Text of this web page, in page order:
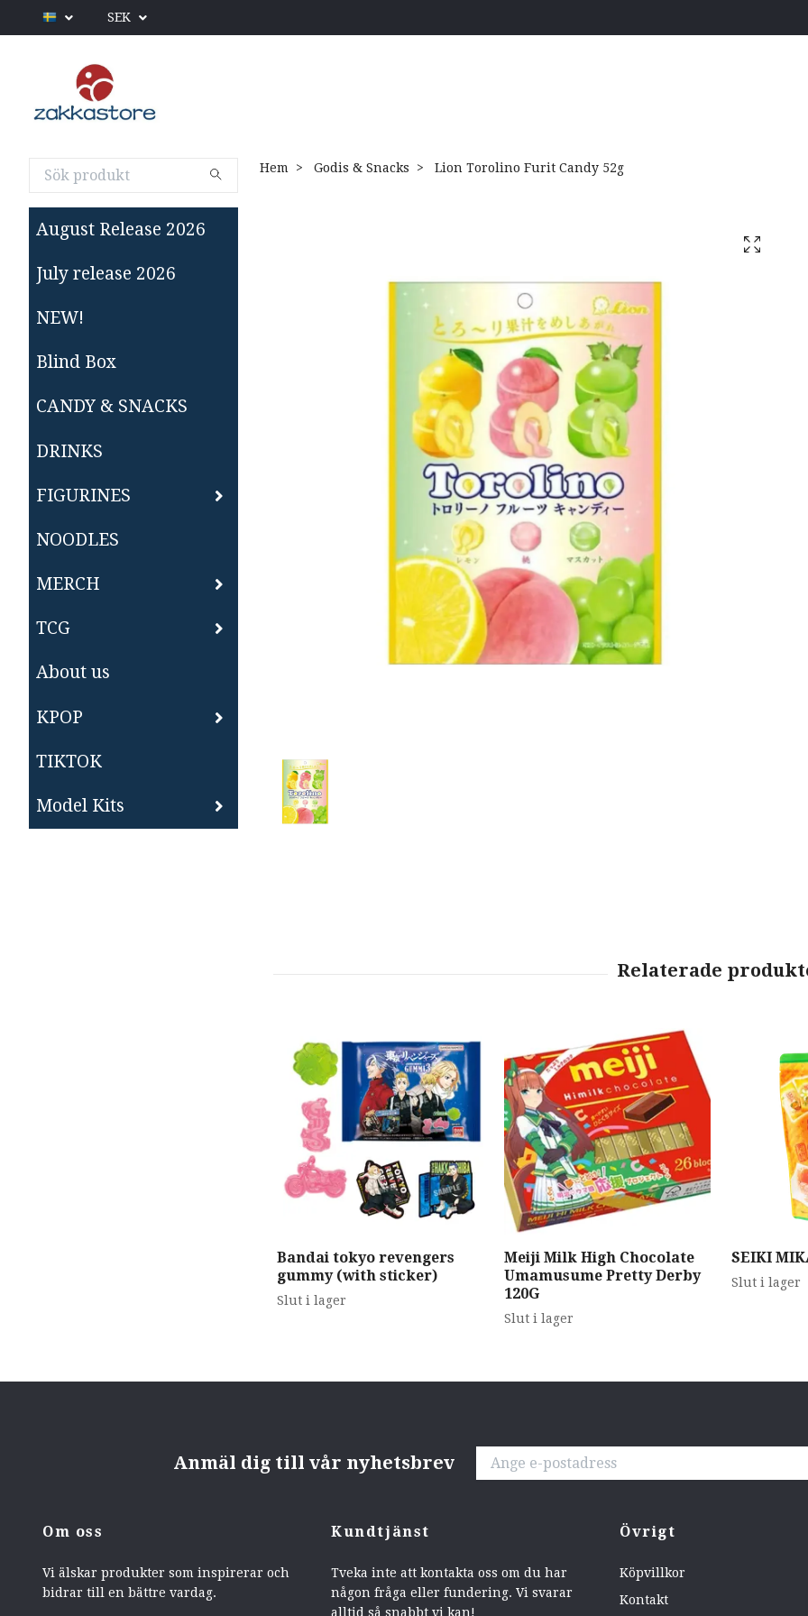
SEK
August Release 2026
July release 2026
NEW!
Blind Box
CANDY & SNACKS
DRINKS
FIGURINES
NOODLES
MERCH
TCG
About us
KPOP
TIKTOK
Model Kits
Hem Godis & Snacks Lion Torolino Furit Candy 52g
Bandai tokyo revengers
gummy (with sticker)
Slut i lager
Meiji Milk High Chocolate
Umamusume Pretty Derby
120G
Slut i lager
SEIKI
Slut i lager
Anmäl dig till vår nyhetsbrev
Om oss
Vi älskar produkter som inspirerar och
bidrar till en bättre vardag.
Kundtjänst
Tveka inte att kontakta oss om du har
någon fråga eller fundering. Vi svarar
alltid så snabbt vi kan!
Övrigt
Köpvillkor
Kontakt